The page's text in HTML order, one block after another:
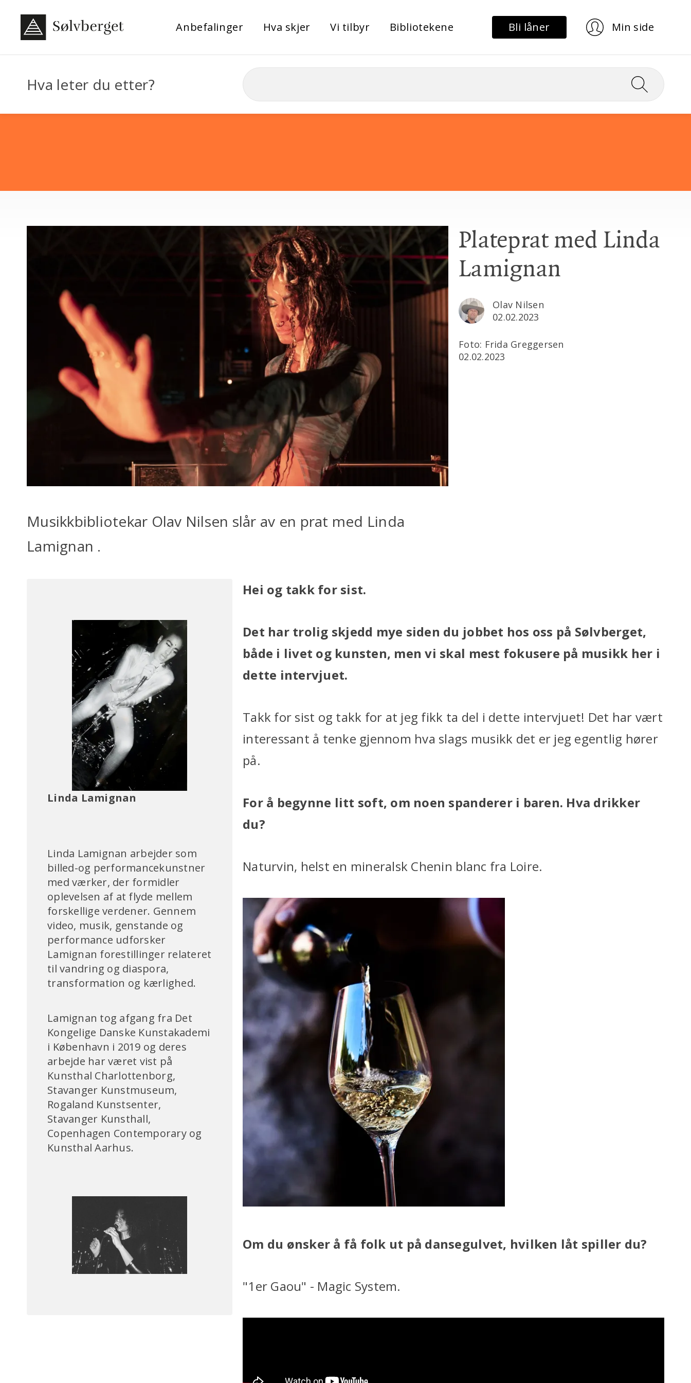
Anbefalinger Hva skjer Vi tilbyr Bibliotekene Bli låner Min side
Hva leter du etter?
Plateprat med Linda
Lamignan
Olav Nilsen
02.02.2023
Foto: Frida Greggersen
02.02.2023
Musikkbibliotekar Olav Nilsen slår av en prat med Linda
Lamignan .
Hei og takk for sist.
Det har trolig skjedd mye siden du jobbet hos oss på Sølvberget,
både i livet og kunsten, men vi skal mest fokusere på musikk her i
dette intervjuet.
Takk for sist og takk for at jeg fikk ta del i dette intervjuet! Det har vært
interessant å tenke gjennom hva slags musikk det er jeg egentlig hører
på.
For å begynne litt soft, om noen spanderer i baren. Hva drikker
du?
Naturvin, helst en mineralsk Chenin blanc fra Loire.
Om du ønsker å få folk ut på dansegulvet, hvilken låt spiller du?
"1er Gaou" - Magic System.
Linda Lamignan
Linda Lamignan arbejder som
billed-og performancekunstner
med værker, der formidler
oplevelsen af at flyde mellem
forskellige verdener. Gennem
video, musik, genstande og
performance udforsker
Lamignan forestillinger relateret
til vandring og diaspora,
transformation og kærlighed.
Lamignan tog afgang fra Det
Kongelige Danske Kunstakademi
i København i 2019 og deres
arbejde har været vist på
Kunsthal Charlottenborg,
Stavanger Kunstmuseum,
Rogaland Kunstsenter,
Stavanger Kunsthall,
Copenhagen Contemporary og
Kunsthal Aarhus.